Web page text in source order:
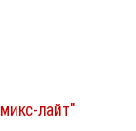
лайт"